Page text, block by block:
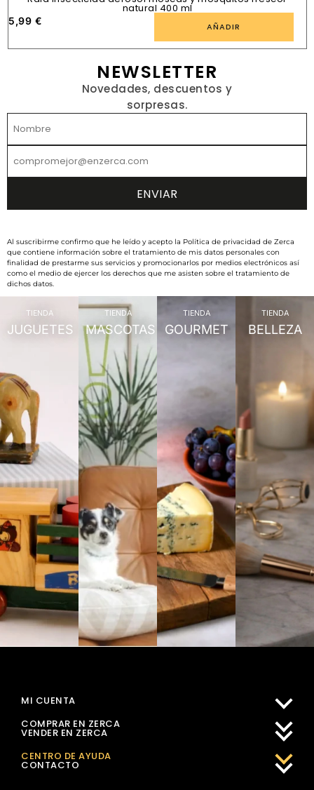
natural 400 ml
5,99 € AÑADIR
NEWSLETTER
Novedades, descuentos y
sorpresas.
Al suscribirme confirmo que he leído y acepto la Política de privacidad de Zerca
que contiene información sobre el tratamiento de mis datos personales con
finalidad de prestarme sus servicios y promocionarlos por medios electrónicos así
como el medio de ejercer los derechos que me asisten sobre el tratamiento de
dichos datos.
TIENDA
JUGUETES
TIENDA
MASCOTAS
TIENDA
GOURMET
TIENDA
BELLEZA
MI CUENTA
COMPRAR EN ZERCA
VENDER EN ZERCA
CENTRO DE AYUDA
CONTACTO